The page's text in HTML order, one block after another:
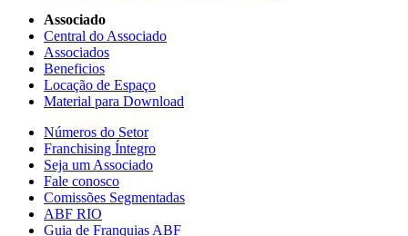
Associado
Central do Associado
Associados
Beneficios
Locação de Espaço
Material para Download
Números do Setor
Franchising Íntegro
Seja um Associado
Fale conosco
Comissões Segmentadas
ABF RIO
Guia de Franquias ABF